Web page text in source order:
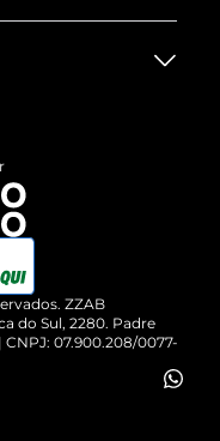
ZZAB
do Sul, 2280. Padre
CNPJ: 07.900.208/0077-